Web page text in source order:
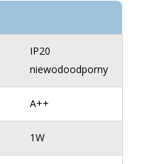
IP20
niewodoodporny
A++
1W